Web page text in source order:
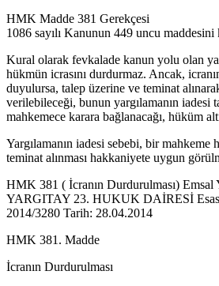
HMK Madde 381 Gerekçesi
1086 sayılı Kanunun 449 uncu maddesini
Kural olarak fevkalade kanun yolu olan
hükmün icrasını durdurmaz. Ancak,
duyulursa, talep üzerine ve teminat
verilebileceği, bunun yargılamanın iadesi
mahkemece karara bağlanacağı, hüküm
Yargılamanın iadesi sebebi, bir mahkeme
teminat alınması hakkaniyete uygun
HMK 381 ( İcranın Durdurulması) Emsal
YARGITAY 23. HUKUK DAİRESİ
2014/3280 Tarih: 28.04.2014
HMK 381. Madde
İcranın Durdurulması